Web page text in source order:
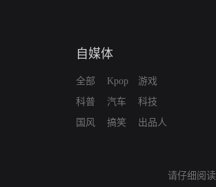
自媒体
全部
科普
国风
Kpop
汽车
搞笑
游戏
科技
出品人
请仔细阅读